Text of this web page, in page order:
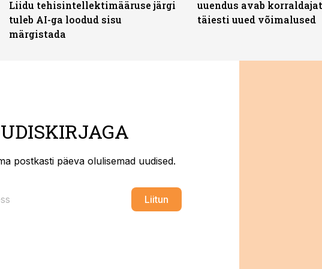
Liidu tehisintellektimääruse järgi
tuleb AI-ga loodud sisu
märgistada
uuendus avab
täiesti uued võimalused
postkasti päeva olulisemad uudised.
Liitun